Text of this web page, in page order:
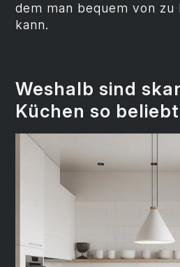
dem man bequem von zu
kann.
Weshalb sind
Küchen so